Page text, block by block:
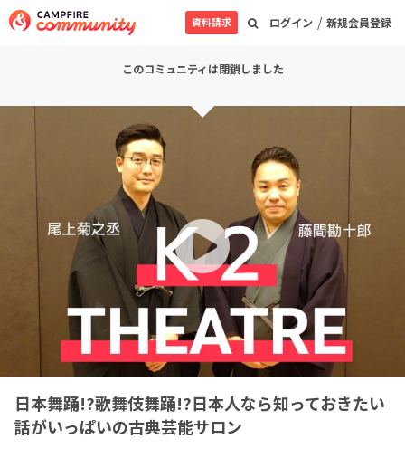
ログイン / 新規会員登録
資料請求
このコミュニティは閉鎖しました
日本舞踊!?歌舞伎舞踊!?日本人なら知っておきたい
話がいっぱいの古典芸能サロン